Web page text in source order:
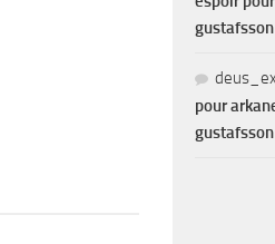
gustafsson
pour
gustafsson